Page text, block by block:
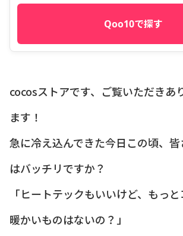
Qoo10で探す
cocosストアです、ご覧いただきあ
ます！
急に冷え込んできた今日この頃、
はバッチリですか？
「ヒートテックもいいけど、もっ
暖かいものはないの？」